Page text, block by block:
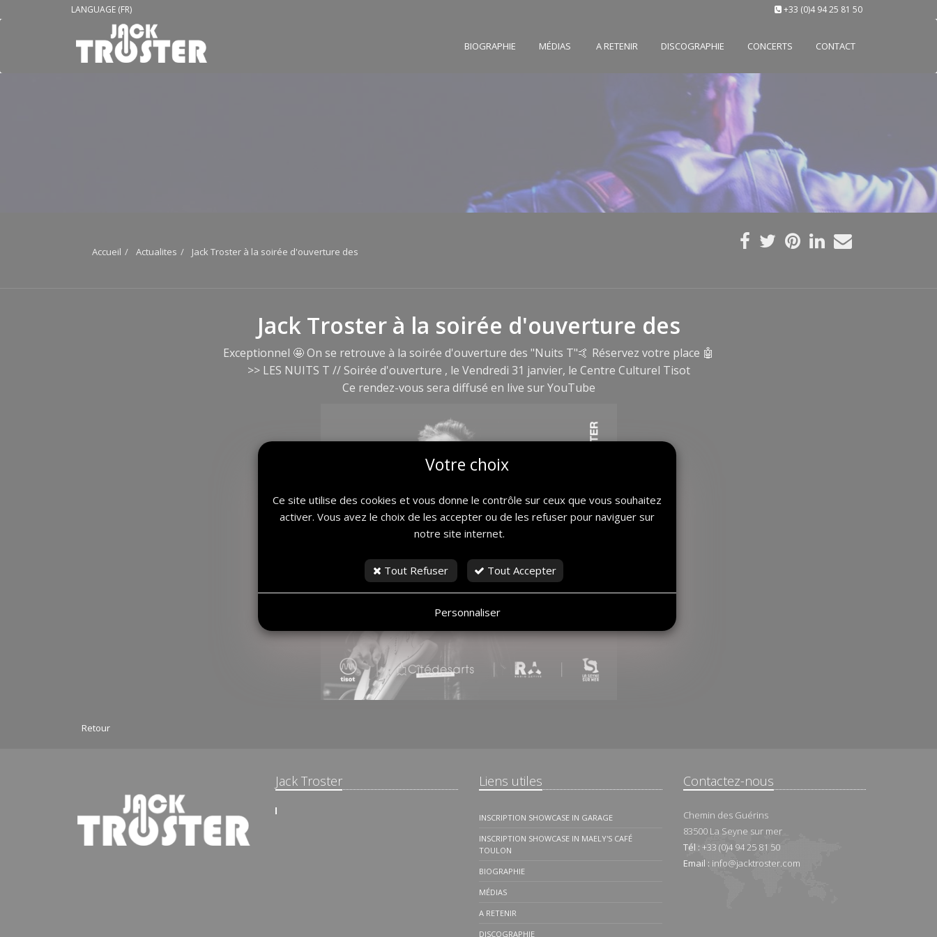
LANGUAGE (FR) +33 (0)4 94 25 81 50
BIOGRAPHIE MÉDIAS A RETENIR DISCOGRAPHIE CONCERTS CONTACT
Accueil Actualites Jack Troster à la soirée d'ouverture des
Jack Troster à la soirée d'ouverture des
Exceptionnel 🤩On se retrouve à la soirée d'ouverture des "Nuits T"🤙 Réservez votre place 🤖
>> LES NUITS T // Soirée d'ouverture , le Vendredi 31 janvier, le Centre Culturel Tisot
Ce rendez-vous sera diffusé en live sur YouTube
Retour
Jack Troster Liens utiles
INSCRIPTION SHOWCASE IN GARAGE
INSCRIPTION SHOWCASE IN MAELY'S CAFÉ
TOULON
BIOGRAPHIE
MÉDIAS
A RETENIR
DISCOGRAPHIE
Contactez-nous
Chemin des Guérins
83500 La Seyne sur mer
Tél : +33 (0)4 94 25 81 50
Email : info@jacktroster.com
Votre choix
Ce site utilise des cookies et vous donne le contrôle sur ceux que vous souhaitez
activer. Vous avez le choix de les accepter ou de les refuser pour naviguer sur
notre site internet.
Tout Refuser Tout Accepter
Personnaliser